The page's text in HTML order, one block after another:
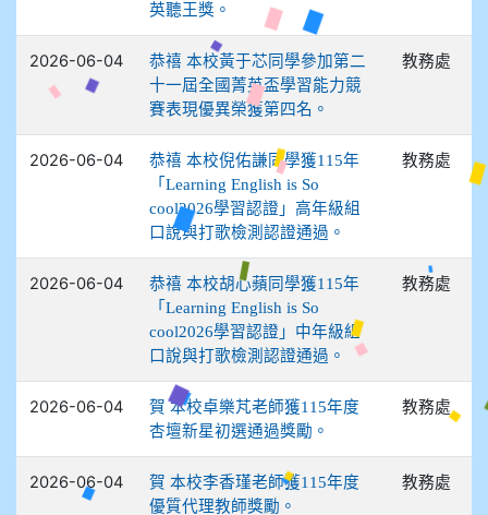
英聽王獎。
2026-06-04
恭禧 本校黃于芯同學參加第二
十一屆全國菁英盃學習能力競
賽表現優異榮獲第四名。
教務處
2026-06-04
恭禧 本校倪佑謙同學獲115年
「Learning English is So
cool2026學習認證」高年級組
口說與打歌檢測認證通過。
教務處
2026-06-04
恭禧 本校胡心蘋同學獲115年
「Learning English is So
cool2026學習認證」中年級組
口說與打歌檢測認證通過。
教務處
2026-06-04
賀 本校卓樂芃老師獲115年度
杏壇新星初選通過獎勵。
教務處
2026-06-04
賀 本校李香瑾老師獲115年度
優質代理教師獎勵。
教務處